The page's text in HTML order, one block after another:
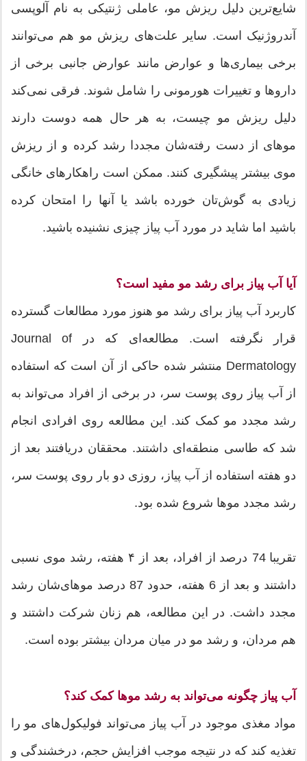
شایع‌ترین دلیل ریزش مو، عاملی ژنتیکی به نام آلوپسی
آندروژنیک است. سایر علت‌های ریزش مو هم می‌توانند
برخی بیماری‌ها و عوارض مانند عوارض جانبی برخی از
داروها و تغییرات هورمونی را شامل شوند. فرقی نمی‌کند
دلیل ریزش مو چیست، به هر حال همه دوست دارند
موهای از دست رفته‌شان مجددا رشد کرده و از ریزش
موی بیشتر پیشگیری کنند. ممکن است راهکارهای خانگی
زیادی به گوش‌تان خورده باشد یا آنها را امتحان کرده
باشید اما شاید در مورد آب پیاز چیزی نشنیده باشید.
آیا آب پیاز برای رشد مو مفید است؟
کاربرد آب پیاز برای رشد مو هنوز مورد مطالعات گسترده
قرار نگرفته است. مطالعه‌ای که در Journal of
Dermatology منتشر شده حاکی از آن است که استفاده
از آب پیاز روی پوست سر، در برخی از افراد می‌تواند به
رشد مجدد مو کمک کند. این مطالعه روی افرادی انجام
شد که طاسی منطقه‌ای داشتند. محققان دریافتند بعد از
دو هفته استفاده از آب پیاز، روزی دو بار روی پوست سر،
رشد مجدد موها شروع شده بود.
تقریبا 74 درصد از افراد، بعد از ۴ هفته، رشد موی نسبی
داشتند و بعد از 6 هفته، حدود 87 درصد موهای‌شان رشد
مجدد داشت. در این مطالعه، هم زنان شرکت داشتند و
هم مردان، و رشد مو در میان مردان بیشتر بوده است.
آب پیاز چگونه می‌تواند به رشد موها کمک کند؟
مواد مغذی موجود در آب پیاز می‌تواند فولیکول‌های مو را
تغذیه کند که در نتیجه موجب افزایش حجم، درخشندگی و